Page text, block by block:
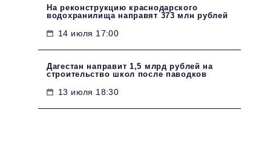
На реконструкцию краснодарского
водохранилища направят 373 млн рублей
14 июля 17:00
Дагестан направит 1,5 млрд рублей на
строительство школ после паводков
13 июля 18:30